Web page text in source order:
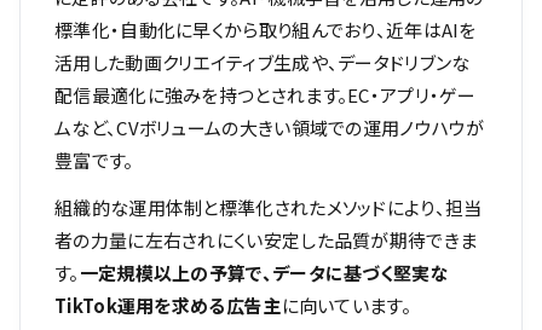
標準化・自動化に早くから取り組んでおり、近年はAIを
活用した動画クリエイティブ生成や、データドリブンな
配信最適化に強みを持つとされます。EC・アプリ・ゲー
ムなど、CVボリュームの大きい領域での運用ノウハウが
豊富です。
組織的な運用体制と標準化されたメソッドにより、担当
者の力量に左右されにくい安定した品質が期待できま
す。一定規模以上の予算で、データに基づく堅実な
TikTok運用を求める広告主に向いています。